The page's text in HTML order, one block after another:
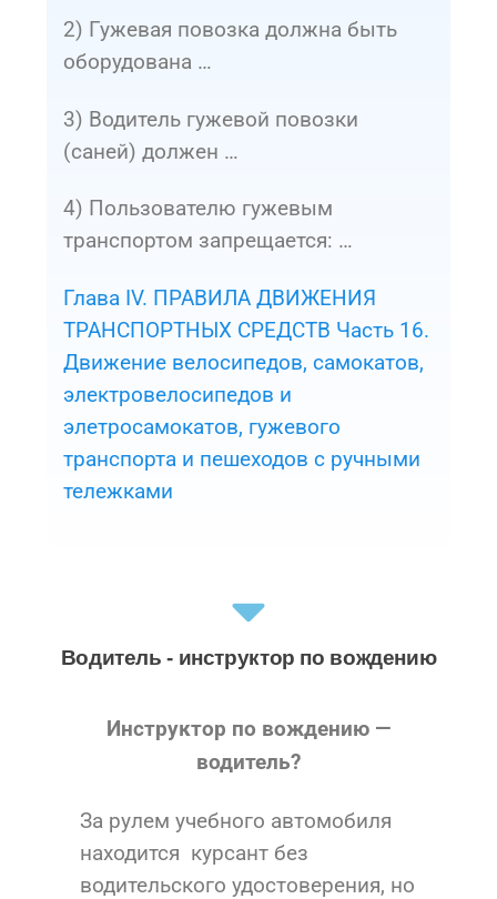
2) Гужевая повозка должна быть
оборудована …
3) Водитель гужевой повозки
(саней) должен …
4) Пользователю гужевым
транспортом запрещается: …
Глава IV. ПРАВИЛА ДВИЖЕНИЯ
ТРАНСПОРТНЫХ СРЕДСТВ Часть 16.
Движение велосипедов, самокатов,
электровелосипедов и
элетросамокатов, гужевого
транспорта и пешеходов с ручными
тележками
Водитель - инструктор по вождению
Инструктор по вождению —
водитель?
За рулем учебного автомобиля
находится курсант без
водительского удостоверения, но